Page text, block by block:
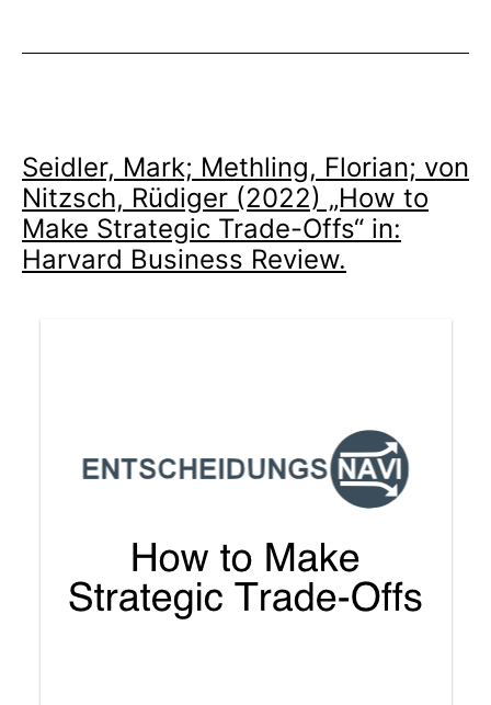
Seidler, Mark; Methling, Florian; von
Nitzsch, Rüdiger (2022) „How to
Make Strategic Trade-Offs“ in:
Harvard Business Review.